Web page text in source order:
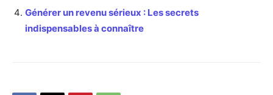
Générer un revenu sérieux : Les secrets
indispensables à connaître